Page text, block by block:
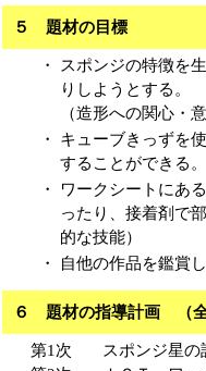
５ 題材の目標
・
スポンジの特徴を
りしようとする。
（造形への関心・
・
キューブきっずを
することができる
・
ワークシートにあ
ったり、接着剤で
的な技能）
・
自他の作品を鑑賞
６ 題材の指導計画 （全
第1次
スポンジ星